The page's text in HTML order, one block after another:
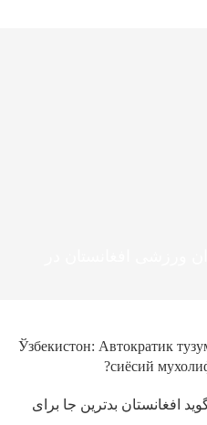
Ўзбекистон: Автократик
сиёсий
افغانستان بدترین جا برای